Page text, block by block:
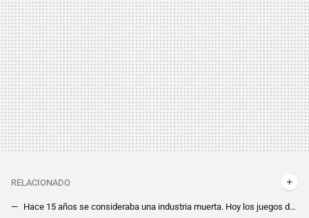
RELACIONADO
Hace 15 años se consideraba una industria muerta. Hoy los juegos de PC están mejor que nunca, y es en parte gracias a un nuevo aliado